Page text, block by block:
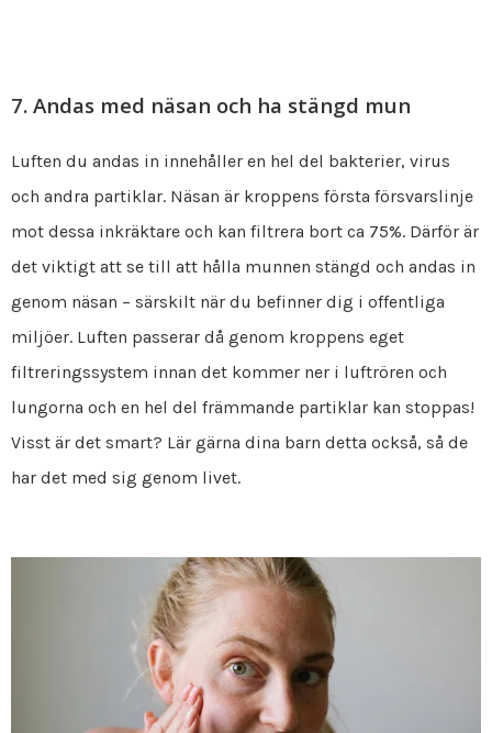
7. Andas med näsan och ha stängd mun
Luften du andas in innehåller en hel del bakterier, virus
och andra partiklar. Näsan är kroppens första försvarslinje
mot dessa inkräktare och kan filtrera bort ca 75%. Därför är
det viktigt att se till att hålla munnen stängd och andas in
genom näsan – särskilt när du befinner dig i offentliga
miljöer. Luften passerar då genom kroppens eget
filtreringssystem innan det kommer ner i luftrören och
lungorna och en hel del främmande partiklar kan stoppas!
Visst är det smart? Lär gärna dina barn detta också, så de
har det med sig genom livet.